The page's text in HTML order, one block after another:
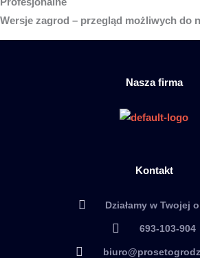
Wersje zagrod – przegląd możliwych do
Nasza firma
Kontakt
Działamy w Twojej
693-103-904